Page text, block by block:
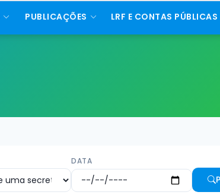
PUBLICAÇÕES LRF E CONTAS PÚBLICAS
DATA